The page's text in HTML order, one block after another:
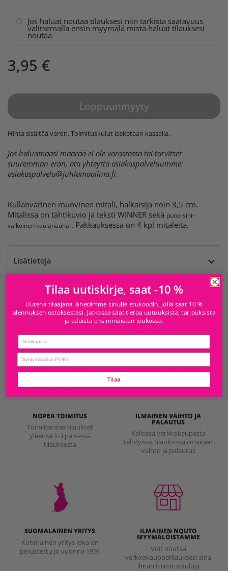
Jos haluat noutaa tilauksesi niin tarkista saatavuus
valitsemalla ensin myymälä mistä haluat tilauksesi
noutaa
3,95 €
Loppuunmyyty
Hinta sisältää veron.Toimituskulut lasketaan kassalla.
Jos haluamaasi määrää ei ole varastossa tai tarvitset
suuremman erän, ota yhteyttä asiakaspalveluumme:
asiakaspalvelu@juhlamaailma.fi.
Kullanvärinen muovinen mitali, halkaisija noin 3,5 cm.
Mitalissa on tähtikuvio ja teksti WINNER sekä puna-sini-
valkoinen kaulanauha . Pakkauksessa on 4 kpl mitaleita.
Lisätietoja
Tämä tuote ei ole noudettavissa yhdestäkään
myymälästä
Tarkista saatavuus muissa myymälöissä
NOPEA TOIMITUS
Toimitamme tilaukset
yleensä 1-3 päivässä
tilauksesta
ILMAINEN VAIHTO JA
PALAUTUS
Kaikissa verkkokaupasta
tehdyissä tilauksissa ilmainen
vaihto ja palautus
SUOMALAINEN YRITYS
Kotimainen yritys joka on
perustettu jo vuonna 1991
ILMAINEN NOUTO
MYYMÄLÖISTÄMME
Voit noutaa
verkkokauppatilauksesi aina
ilman toimituskuluja
Tilaa uutiskirje, saat -10 %
Uutena tilaajana lähetämme sinulle etukoodin, jolla saat 10 %
alennuksen ostoksestasi. Jatkossa saat tietoa uutuuksista, tarjouksista
ja eduista ensimmäisten joukossa.
Email
birthday
Tilaa